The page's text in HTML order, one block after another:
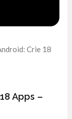
Crie 18
Apps –